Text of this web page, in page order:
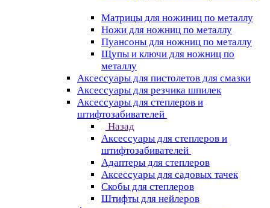
Матрицы для ножиниц по металлу
Ножи для ножниц по металлу
Пуансоны для ножниц по металлу
Щупы и ключи для ножниц по
металлу
Аксессуары для пистолетов для смазки
Аксессуары для резчика шпилек
Аксессуары для степлеров и
штифтозабивателей
Назад
Аксессуары для степлеров и
штифтозабивателей
Адаптеры для степлеров
Аксессуары для садовых тачек
Скобы для степлеров
Штифты для нейлеров